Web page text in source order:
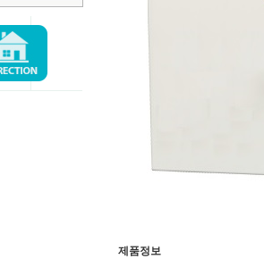
제품정보